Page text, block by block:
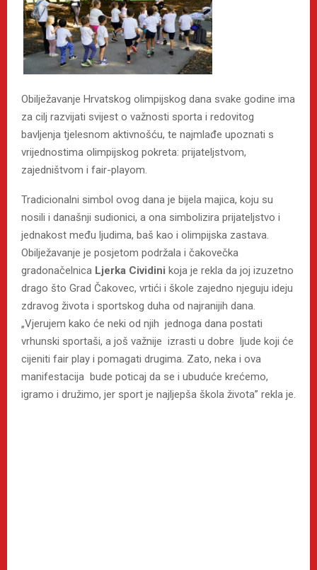
Obilježavanje Hrvatskog olimpijskog dana svake godine ima
za cilj razvijati svijest o važnosti sporta i redovitog
bavljenja tjelesnom aktivnošću, te najmlađe upoznati s
vrijednostima olimpijskog pokreta: prijateljstvom,
zajedništvom i fair-playom.
Tradicionalni simbol ovog dana je bijela majica, koju su
nosili i današnji sudionici, a ona simbolizira prijateljstvo i
jednakost među ljudima, baš kao i olimpijska zastava.
Obilježavanje je posjetom podržala i čakovečka
gradonačelnica Ljerka Cividini koja je rekla da joj izuzetno
drago što Grad Čakovec, vrtići i škole zajedno njeguju ideju
zdravog života i sportskog duha od najranijih dana.
„Vjerujem kako će neki od njih jednoga dana postati
vrhunski sportaši, a još važnije izrasti u dobre ljude koji će
cijeniti fair play i pomagati drugima. Zato, neka i ova
manifestacija bude poticaj da se i ubuduće krećemo,
igramo i družimo, jer sport je najljepša škola života” rekla je.